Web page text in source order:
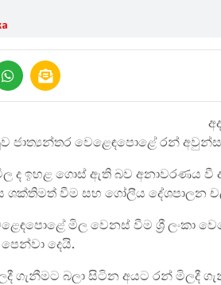
ජාත්‍යන්තර වෙළෙඳපොළේ රන්
ද ඉහළ ගොස් ඇති බව අනාවරණය
ශක්තිමත් වීම සහ ගෝලීය දේශපාලන
මිල වෙනස් වීම ශ්‍රී ලංකා
දෙයි.
ගැනීමට බලා සිටින අයට රන් මිලදී